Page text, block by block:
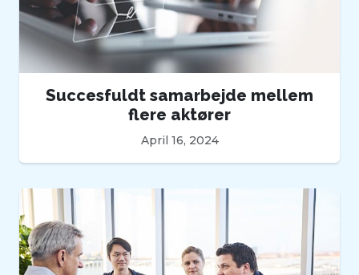
Succesfuldt samarbejde mellem
flere aktører
April 16, 2024